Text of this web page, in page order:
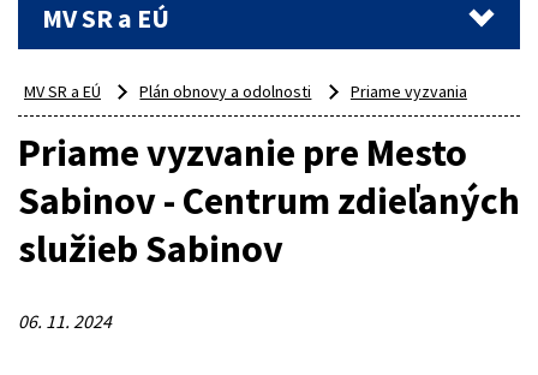
MV SR a EÚ
MV SR a EÚ Plán obnovy a odolnosti Priame vyzvania
Priame vyzvanie pre Mesto
Sabinov - Centrum zdieľaných
služieb Sabinov
06. 11. 2024